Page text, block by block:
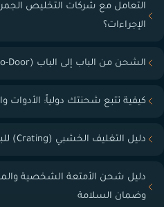
التعامل مع شركات التخليص
الإجراءات؟
الشحن من الباب إلى الباب (Door-to-Door): المميزات والعيوب
كيفية تتبع شحنتك دولياً: الأدوات
دليل التغليف الخشبي (Crating) للبضائع الثقيلة والحساسة
دليل شحن الأمتعة الشخصية
وضمان السلامة